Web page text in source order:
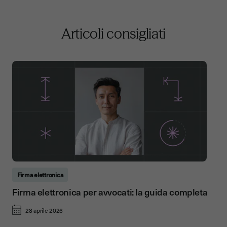
Articoli consigliati
Firma elettronica
Firma elettronica per avvocati: la guida completa
28 aprile 2026